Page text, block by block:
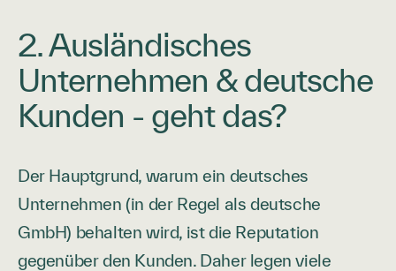
2. Ausländisches
Unternehmen & deutsche
Kunden - geht das?
Der Hauptgrund, warum ein deutsches
Unternehmen (in der Regel als deutsche
GmbH) behalten wird, ist die Reputation
gegenüber den Kunden. Daher legen viele